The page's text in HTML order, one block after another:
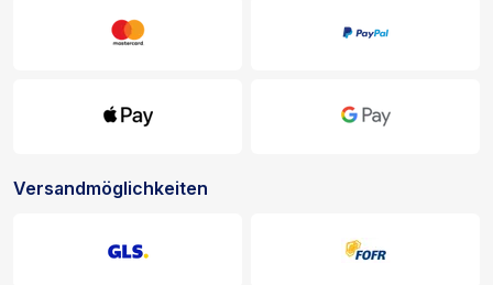
Versandmöglichkeiten